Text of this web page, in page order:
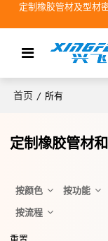
定制橡胶管材及型材
首页 / 所有
定制橡胶管材
按颜色 按功能
按流程